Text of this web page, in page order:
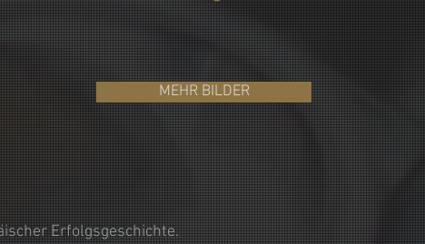
MEHR BILDER
Erfolgsgeschichte.